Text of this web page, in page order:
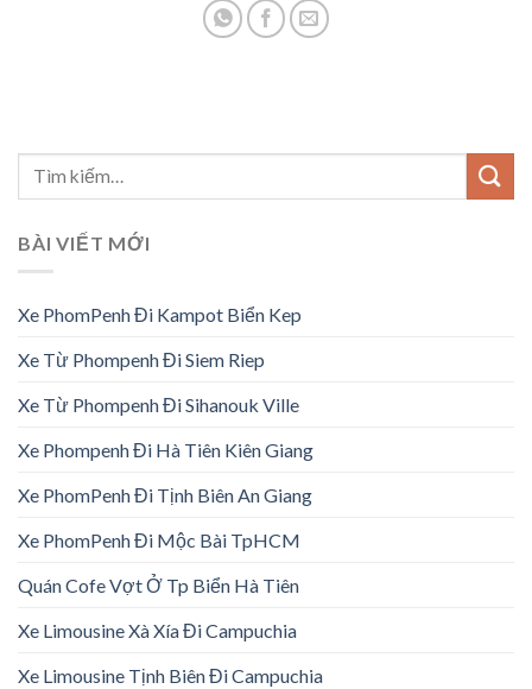
BÀI VIẾT MỚI
Xe PhomPenh Đi Kampot Biển Kep
Xe Từ Phompenh Đi Siem Riep
Xe Từ Phompenh Đi Sihanouk Ville
Xe Phompenh Đi Hà Tiên Kiên Giang
Xe PhomPenh Đi Tịnh Biên An Giang
Xe PhomPenh Đi Mộc Bài TpHCM
Quán Cofe Vợt Ở Tp Biển Hà Tiên
Xe Limousine Xà Xía Đi Campuchia
Xe Limousine Tịnh Biên Đi Campuchia